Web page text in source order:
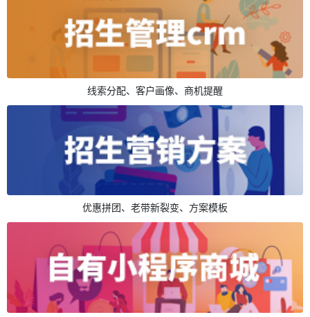
线索分配、客户画像、商机提醒
优惠拼团、老带新裂变、方案模板